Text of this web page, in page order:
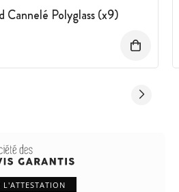
Cannelé Polyglass (x9)
:
L'ATTESTATION